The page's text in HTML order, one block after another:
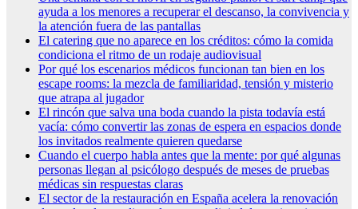
ayuda a los menores a recuperar el descanso, la convivencia y
la atención fuera de las pantallas
El catering que no aparece en los créditos: cómo la comida
condiciona el ritmo de un rodaje audiovisual
Por qué los escenarios médicos funcionan tan bien en los
escape rooms: la mezcla de familiaridad, tensión y misterio
que atrapa al jugador
El rincón que salva una boda cuando la pista todavía está
vacía: cómo convertir las zonas de espera en espacios donde
los invitados realmente quieren quedarse
Cuando el cuerpo habla antes que la mente: por qué algunas
personas llegan al psicólogo después de meses de pruebas
médicas sin respuestas claras
El sector de la restauración en España acelera la renovación